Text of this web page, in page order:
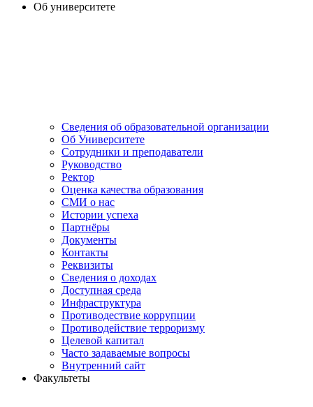
Об университете
Сведения об образовательной организации
Об Университете
Сотрудники и преподаватели
Руководство
Ректор
Оценка качества образования
СМИ о нас
Истории успеха
Партнёры
Документы
Контакты
Реквизиты
Сведения о доходах
Доступная среда
Инфраструктура
Противодествие коррупции
Противодействие терроризму
Целевой капитал
Часто задаваемые вопросы
Внутренний сайт
Факультеты